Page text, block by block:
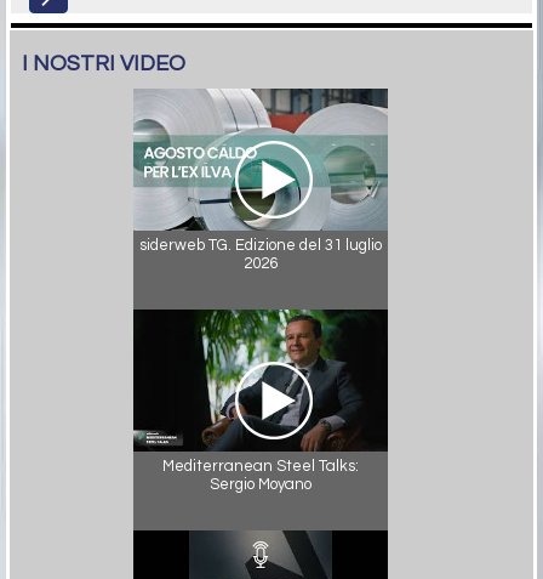
I NOSTRI VIDEO
siderweb TG. Edizione del 31 luglio
2026
Mediterranean Steel Talks:
Sergio Moyano